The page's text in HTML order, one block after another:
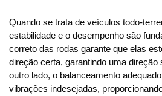
Quando se trata de veículos todo-
estabilidade e o desempenho são
correto das rodas garante que elas
direção certa, garantindo uma direção
outro lado, o balanceamento
vibrações indesejadas,